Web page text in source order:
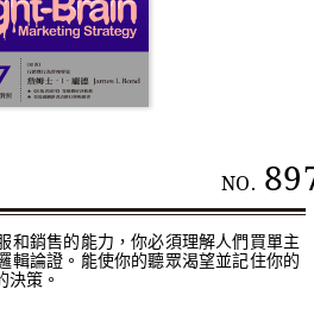
NO.
和銷售的能力，你必須理解人們買單主
輯論證。能使你的聽眾渴望並記住你的
決策。